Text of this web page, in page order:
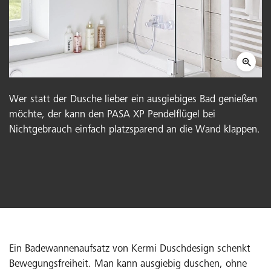
Wer statt der Dusche lieber ein ausgiebiges Bad genießen
möchte, der kann den PASA XP Pendelflügel bei
Nichtgebrauch einfach platzsparend an die Wand klappen.
Ein Badewannenaufsatz von Kermi Duschdesign schenkt
Bewegungsfreiheit. Man kann ausgiebig duschen, ohne